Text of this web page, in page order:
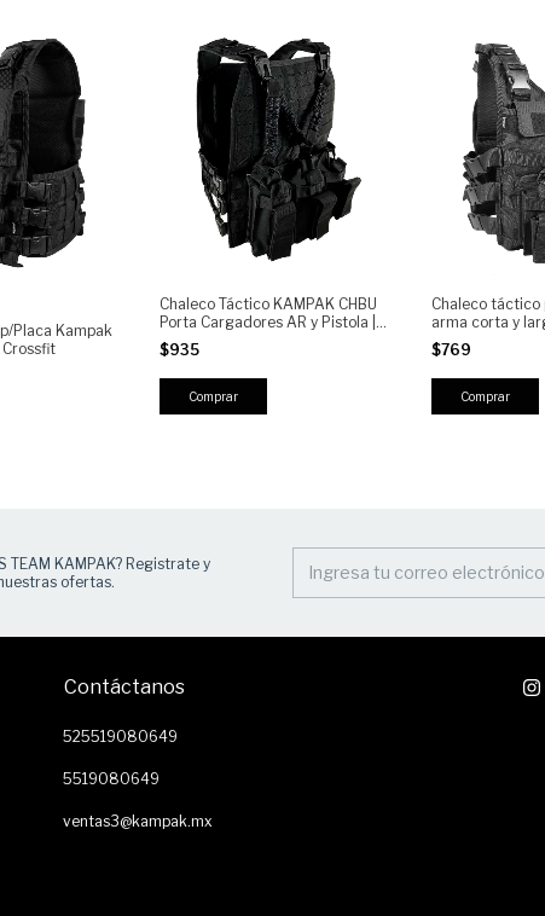
Placa Kampak
Crossfit
Chaleco Táctico KAMPAK CHBU
Porta Cargadores AR y Pistola |
Sistema MOLLE Frontal | Bungee
de Retención | Ajustable
Profesional, PORTA PLACA
$935
Chaleco
arma corta y
CH3C, para
$769
TEAM KAMPAK? Registrate y
ofertas.
Contáctanos
525519080649
5519080649
ventas3@kampak.mx